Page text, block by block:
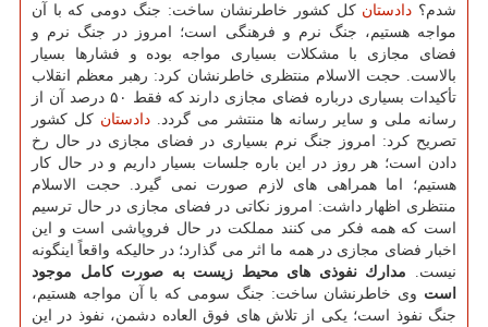
شدم؟ دادستان كل كشور خاطرنشان ساخت: جنگ دومی كه با آن
مواجه هستیم، جنگ نرم و فرهنگی است؛ امروز در جنگ نرم و
فضای مجازی با مشكلات بسیاری مواجه بوده و فشارها بسیار
بالاست. حجت الاسلام منتظری خاطرنشان كرد: رهبر معظم انقلاب
تأكیدات بسیاری درباره فضای مجازی دارند كه فقط ۵۰ درصد آن از
رسانه ملی و سایر رسانه ها منتشر می گردد.دادستان كل كشور
تصریح كرد: امروز جنگ نرم بسیاری در فضای مجازی در حال رخ
دادن است؛ هر روز در این باره جلسات بسیار داریم و در حال كار
هستیم؛ اما همراهی های لازم صورت نمی گیرد. حجت الاسلام
منتظری اظهار داشت: امروز نكاتی در فضای مجازی در حال ترسیم
است كه همه فكر می كنند مملكت در حال فروپاشی است و این
اخبار فضای مجازی در همه ما اثر می گذارد؛ در حالیكه واقعاً اینگونه
نیست. مدارك نفوذی های محیط زیست به صورت كامل موجود
است وی خاطرنشان ساخت: جنگ سومی كه با آن مواجه هستیم،
جنگ نفوذ است؛ یكی از تلاش های فوق العاده دشمن، نفوذ در این